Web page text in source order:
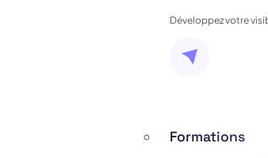
Développez votre
Formations